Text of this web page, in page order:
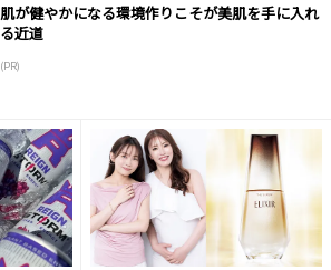
肌が健やかになる環境作りこそが美肌を手に入れ
る近道
(PR)